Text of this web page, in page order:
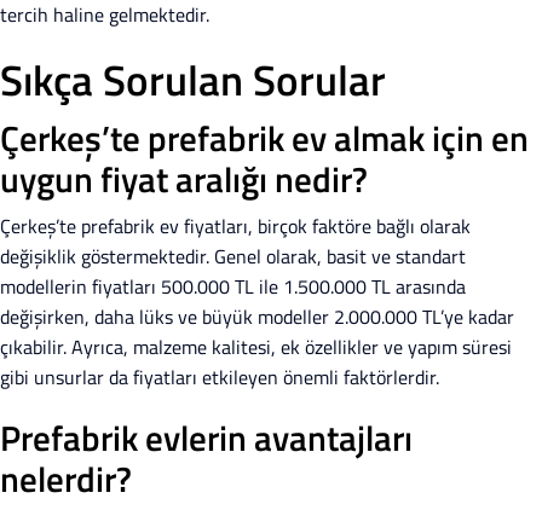
tercih haline gelmektedir.
Sıkça Sorulan Sorular
Çerkeş’te prefabrik ev almak için en
uygun fiyat aralığı nedir?
Çerkeş’te prefabrik ev fiyatları, birçok faktöre bağlı olarak
değişiklik göstermektedir. Genel olarak, basit ve standart
modellerin fiyatları 500.000 TL ile 1.500.000 TL arasında
değişirken, daha lüks ve büyük modeller 2.000.000 TL’ye kadar
çıkabilir. Ayrıca, malzeme kalitesi, ek özellikler ve yapım süresi
gibi unsurlar da fiyatları etkileyen önemli faktörlerdir.
Prefabrik evlerin avantajları
nelerdir?